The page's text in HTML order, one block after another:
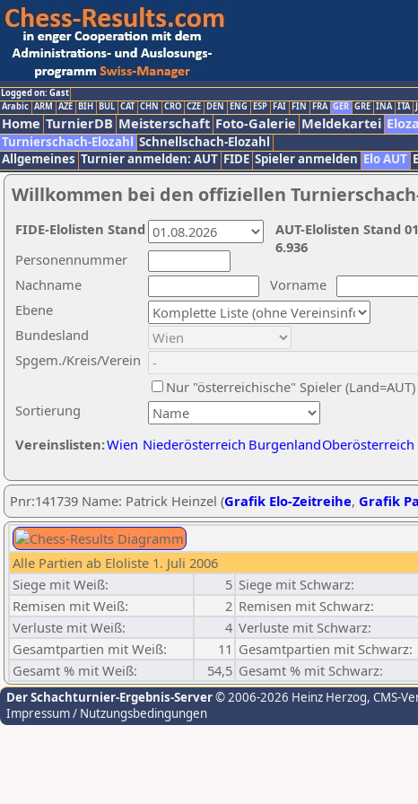
Logged on: Gast
Arabic ARM AZE BIH BUL CAT CHN CRO CZE DEN ENG ESP FAI FIN FRA GER GRE INA ITA
Home TurnierDB Meisterschaft Foto-Galerie Meldekartei
Turnierschach-Elozahl Schnellschach-Elozahl
Allgemeines Turnier anmelden: AUT FIDE Spieler anmelden Elo AUT
Willkommen bei den offiziellen
Nachname
Vorname
Ebene
Sortierung
Personennummer
Bundesland
Spgem./Kreis/Verein
Nur "österreichische" Spieler (Land=AUT)
Vereinslisten:Wien Niederösterreich BurgenlandOberösterreich
AUT-Elolisten Stand
6.936
FIDE-Elolisten Stand
Pnr:141739 Name: Patrick Heinzel (Grafik Elo-Zeitreihe, Grafik
Alle Partien ab Eloliste 1. Juli 2006
Siege mit Weiß:
5 Siege mit Schwarz:
Remisen mit Weiß:
2 Remisen mit Schwarz:
Verluste mit Weiß:
4 Verluste mit Schwarz:
Gesamtpartien mit Weiß:
11 Gesamtpartien mit Schwarz:
Gesamt % mit Weiß:
54,5 Gesamt % mit Schwarz:
Der Schachturnier-Ergebnis-Server© 2006-2026 Heinz Herzog, CMS-
Impressum / Nutzungsbedingungen